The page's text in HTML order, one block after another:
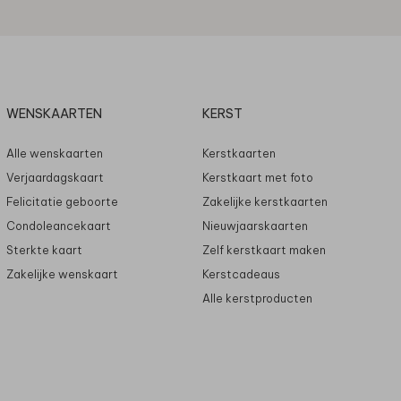
WENSKAARTEN
Alle wenskaarten
Verjaardagskaart
Felicitatie geboorte
Condoleancekaart
Sterkte kaart
Zakelijke wenskaart
KERST
Kerstkaarten
Kerstkaart met foto
Zakelijke kerstkaarten
Nieuwjaarskaarten
Zelf kerstkaart maken
Kerstcadeaus
Alle kerstproducten